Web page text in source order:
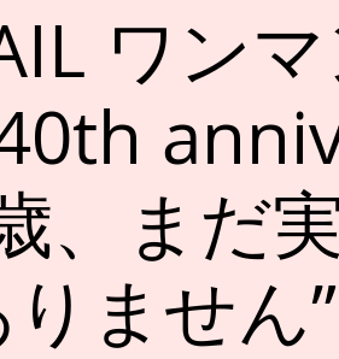
ワン
、まだ
ません”